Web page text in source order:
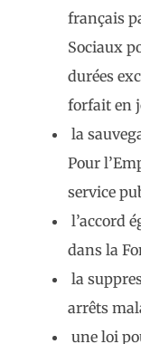
français
Sociaux
durées
forfait en
la
Pour
service
l’accord
dans la
la
arrêts
une loi